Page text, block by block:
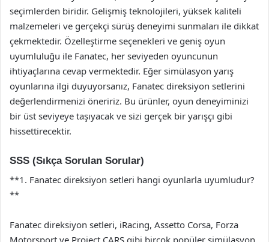
seçimlerden biridir. Gelişmiş teknolojileri, yüksek kaliteli
malzemeleri ve gerçekçi sürüş deneyimi sunmaları ile dikkat
çekmektedir. Özelleştirme seçenekleri ve geniş oyun
uyumluluğu ile Fanatec, her seviyeden oyuncunun
ihtiyaçlarına cevap vermektedir. Eğer simülasyon yarış
oyunlarına ilgi duyuyorsanız, Fanatec direksiyon setlerini
değerlendirmenizi öneririz. Bu ürünler, oyun deneyiminizi
bir üst seviyeye taşıyacak ve sizi gerçek bir yarışçı gibi
hissettirecektir.
SSS (Sıkça Sorulan Sorular)
**1. Fanatec direksiyon setleri hangi oyunlarla uyumludur?
**
Fanatec direksiyon setleri, iRacing, Assetto Corsa, Forza
Motorsport ve Project CARS gibi birçok popüler simülasyon